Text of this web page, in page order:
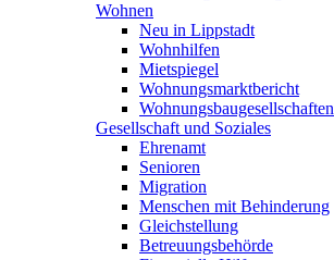
Wohnen
Neu in Lippstadt
Wohnhilfen
Mietspiegel
Wohnungsmarktbericht
Wohnungsbaugesellschaften
Gesellschaft und Soziales
Ehrenamt
Senioren
Migration
Menschen mit Behinderung
Gleichstellung
Betreuungsbehörde